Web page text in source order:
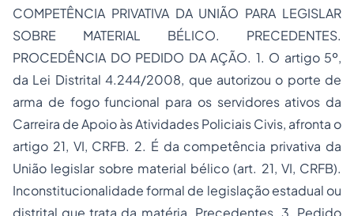
COMPETÊNCIA PRIVATIVA DA UNIÃO PARA LEGISLAR
SOBRE MATERIAL BÉLICO. PRECEDENTES.
PROCEDÊNCIA DO PEDIDO DA AÇÃO. 1. O artigo 5º,
da Lei Distrital 4.244/2008, que autorizou o porte de
arma de fogo funcional para os servidores ativos da
Carreira de Apoio às Atividades Policiais Civis, afronta o
artigo 21, VI, CRFB. 2. É da competência privativa da
União legislar sobre material bélico (art. 21, VI, CRFB).
Inconstitucionalidade formal de legislação estadual ou
distrital que trata da matéria. Precedentes. 3. Pedido